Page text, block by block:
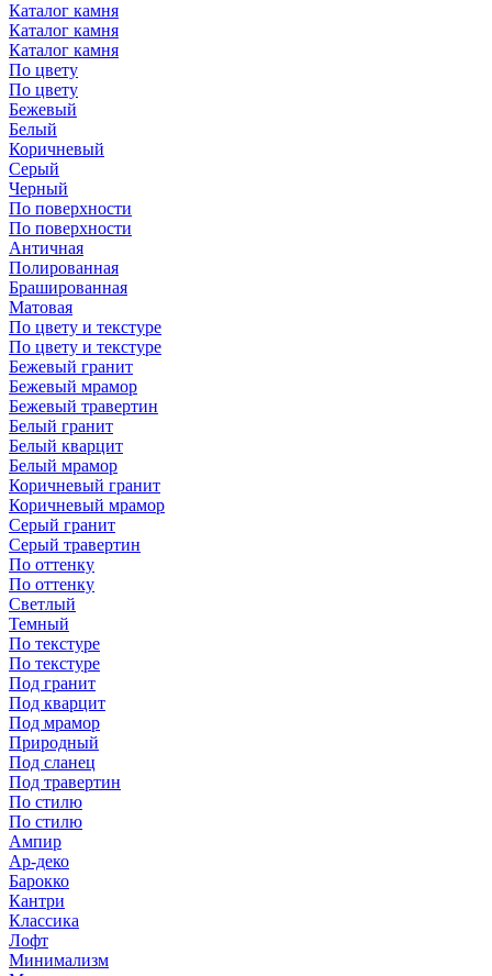
Каталог камня
Каталог камня
Каталог камня
По цвету
По цвету
Бежевый
Белый
Коричневый
Серый
Черный
По поверхности
По поверхности
Античная
Полированная
Брашированная
Матовая
По цвету и текстуре
По цвету и текстуре
Бежевый гранит
Бежевый мрамор
Бежевый травертин
Белый гранит
Белый кварцит
Белый мрамор
Коричневый гранит
Коричневый мрамор
Серый гранит
Серый травертин
По оттенку
По оттенку
Светлый
Темный
По текстуре
По текстуре
Под гранит
Под кварцит
Под мрамор
Природный
Под сланец
Под травертин
По стилю
По стилю
Ампир
Ар-деко
Барокко
Кантри
Классика
Лофт
Минимализм